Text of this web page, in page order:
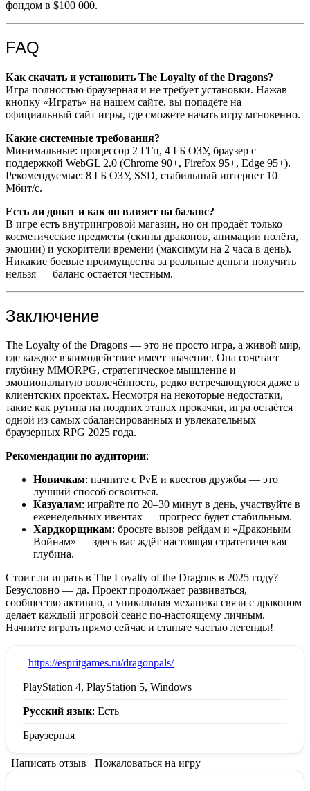
фондом в $100 000.
FAQ
Как скачать и установить The Loyalty of the Dragons?
Игра полностью браузерная и не требует установки. Нажав
кнопку «Играть» на нашем сайте, вы попадёте на
официальный сайт игры, где сможете начать игру мгновенно.
Какие системные требования?
Минимальные: процессор 2 ГГц, 4 ГБ ОЗУ, браузер с
поддержкой WebGL 2.0 (Chrome 90+, Firefox 95+, Edge 95+).
Рекомендуемые: 8 ГБ ОЗУ, SSD, стабильный интернет 10
Мбит/с.
Есть ли донат и как он влияет на баланс?
В игре есть внутриигровой магазин, но он продаёт только
косметические предметы (скины драконов, анимации полёта,
эмоции) и ускорители времени (максимум на 2 часа в день).
Никакие боевые преимущества за реальные деньги получить
нельзя — баланс остаётся честным.
Заключение
The Loyalty of the Dragons — это не просто игра, а живой мир,
где каждое взаимодействие имеет значение. Она сочетает
глубину MMORPG, стратегическое мышление и
эмоциональную вовлечённость, редко встречающуюся даже в
клиентских проектах. Несмотря на некоторые недостатки,
такие как рутина на поздних этапах прокачки, игра остаётся
одной из самых сбалансированных и увлекательных
браузерных RPG 2025 года.
Рекомендации по аудитории:
Новичкам: начните с PvE и квестов дружбы — это
лучший способ освоиться.
Казуалам: играйте по 20–30 минут в день, участвуйте в
еженедельных ивентах — прогресс будет стабильным.
Хардкорщикам: бросьте вызов рейдам и «Драконьим
Войнам» — здесь вас ждёт настоящая стратегическая
глубина.
Стоит ли играть в The Loyalty of the Dragons в 2025 году?
Безусловно — да. Проект продолжает развиваться,
сообщество активно, а уникальная механика связи с драконом
делает каждый игровой сеанс по-настоящему личным.
Начните играть прямо сейчас и станьте частью легенды!
https://espritgames.ru/dragonpals/
PlayStation 4, PlayStation 5, Windows
Русский язык: Есть
Браузерная
Написать отзыв Пожаловаться на игру